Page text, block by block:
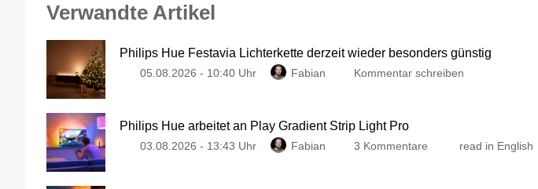
Verwandte Artikel
Philips Hue Festavia Lichterkette derzeit wieder besonders günstig
05.08.2026 - 10:40 Uhr Fabian Kommentar schreiben
Philips Hue arbeitet an Play Gradient Strip Light Pro
03.08.2026 - 13:43 Uhr Fabian 3 Kommentare read in English